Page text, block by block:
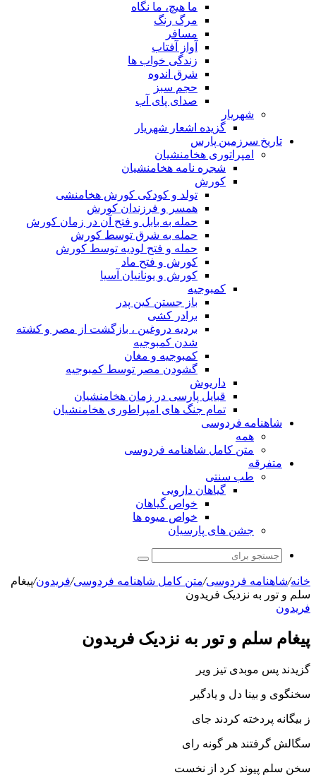
ما هیچ، ما نگاه
مرگ رنگ
مسافر
آواز آفتاب
زندگی خواب ها
شرق اندوه
حجم سبز
صدای پای آب
شهریار
گزیده اشعار شهریار
تاریخ سرزمین پارس
امپراتوری هخامنشیان
شجره نامه هخامنشیان
کورش
تولد و کودکی کورش هخامنشی
همسر و فرزندان کورش
حمله به بابل و فتح آن در زمان کورش
حمله به شرق توسط کورش
حمله و فتح لودیه توسط کورش
کورش و فتح ماد
کورش و یونانیان آسیا
کمبوجیه
باز جستن کین پدر
برادر کشی
بردیه دروغین ، بازگشت از مصر و کشته
شدن کمبوجیه
کمبوجیه و مغان
گشودن مصر توسط کمبوجیه
داریوش
قبایل پارسی در زمان هخامنشیان
تمام جنگ های امپراطوری هخامنشیان
شاهنامه فردوسی
همه
متن کامل شاهنامه فردوسی
متفرقه
طب سنتی
گیاهان دارویی
خواص گیاهان
خواص میوه ها
جشن های پارسیان
جستجو
برای
خانه/شاهنامه فردوسی/متن کامل شاهنامه فردوسی/فریدون/پیغام
سلم و تور به نزدیک فریدون
فریدون
پیغام سلم و تور به نزدیک فریدون
گزیدند پس موبدى تیز ویر
سخن‏گوى و بینا دل و یادگیر
ز بیگانه پردخته کردند جاى
سگالش گرفتند هر گونه راى‏
سخن سلم پیوند کرد از نخست